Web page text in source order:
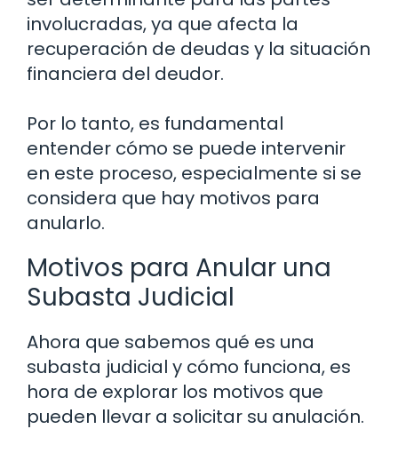
involucradas, ya que afecta la
recuperación de deudas y la situación
financiera del deudor.
Por lo tanto, es fundamental
entender cómo se puede intervenir
en este proceso, especialmente si se
considera que hay motivos para
anularlo.
Motivos para Anular una
Subasta Judicial
Ahora que sabemos qué es una
subasta judicial y cómo funciona, es
hora de explorar los motivos que
pueden llevar a solicitar su anulación.